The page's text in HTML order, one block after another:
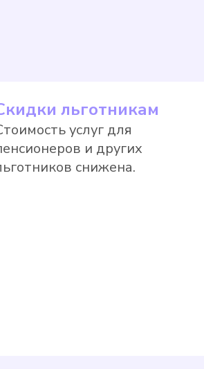
коммунальных
единства
перевести
учета не был поверен в
тарифу, как
льготникам
услуг для
и других
снижена.